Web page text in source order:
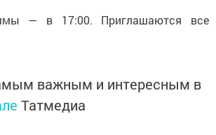
— в 17:00. Приглашаются все
важным и интересным в
Татмедиа